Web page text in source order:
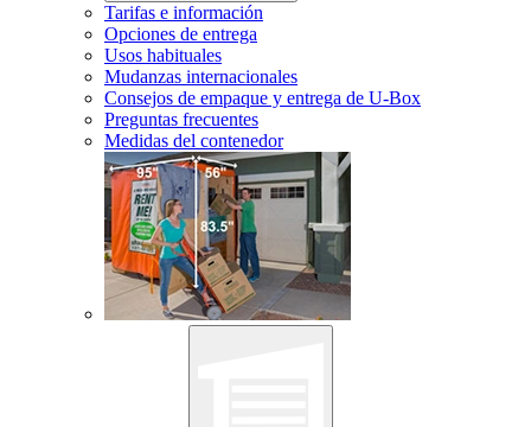
Tarifas e información
Opciones de entrega
Usos habituales
Mudanzas internacionales
Consejos de empaque y entrega de U-Box
Preguntas frecuentes
Medidas del contenedor